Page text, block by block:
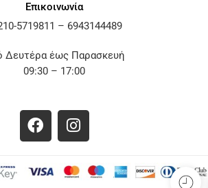
Επικοινωνία
5719811 – 6943144489
Δευτέρα έως Παρασκευή
09:30 – 17:00